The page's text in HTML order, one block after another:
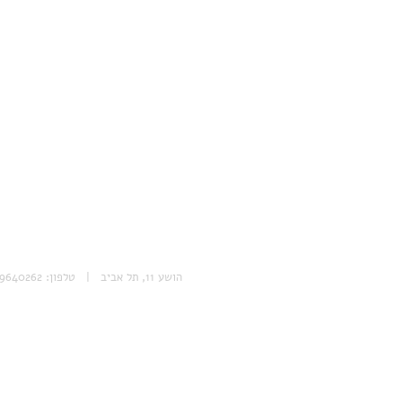
הושע 11, תל אביב | טלפון: 053-9640262